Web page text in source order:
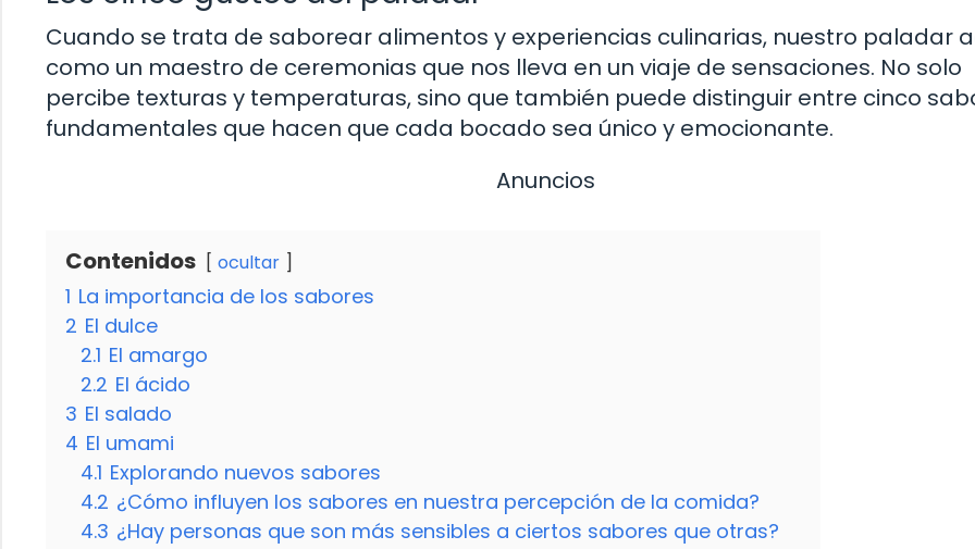
Cuando se trata de saborear alimentos y experiencias culinarias, nuestro paladar
como un maestro de ceremonias que nos lleva en un viaje de sensaciones. No solo
percibe texturas y temperaturas, sino que también puede distinguir entre cinco
fundamentales que hacen que cada bocado sea único y emocionante.
Anuncios
Contenidos ocultar
1 La importancia de los sabores
2 El dulce
2.1 El amargo
2.2 El ácido
3 El salado
4 El umami
4.1 Explorando nuevos sabores
4.2 ¿Cómo influyen los sabores en nuestra percepción de la comida?
4.3 ¿Hay personas que son más sensibles a ciertos sabores que otras?